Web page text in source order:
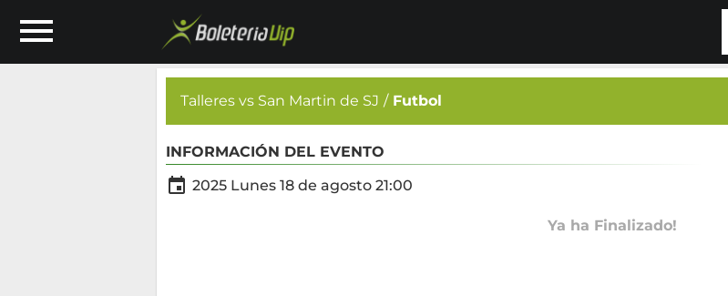
Talleres vs San Martin de SJ Futbol
INFORMACIÓN DEL EVENTO
 2025 Lunes 18 de agosto 21:00
Ya ha Finalizado!